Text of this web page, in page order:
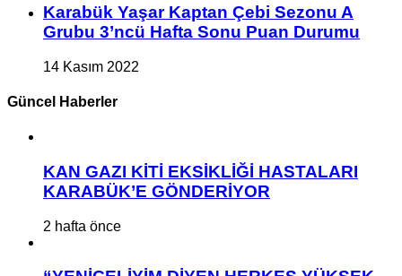
Karabük Yaşar Kaptan Çebi Sezonu A
Grubu 3’ncü Hafta Sonu Puan Durumu
14 Kasım 2022
Güncel Haberler
KAN GAZI KİTİ EKSİKLİĞİ HASTALARI
KARABÜK’E GÖNDERİYOR
2 hafta önce